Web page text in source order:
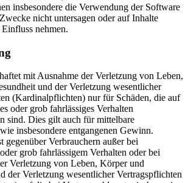
insbesondere die Verwendung der Software
nicht untersagen oder auf Inhalte
nehmen.
mit Ausnahme der Verletzung von Leben,
und der Verletzung wesentlicher
(Kardinalpflichten) nur für Schäden, die auf
oder grob fahrlässiges Verhalten
sind. Dies gilt auch für mittelbare
insbesondere entgangenen Gewinn.
gegenüber Verbrauchern außer bei
grob fahrlässigem Verhalten oder bei
Verletzung von Leben, Körper und
der Verletzung wesentlicher Vertragspflichten